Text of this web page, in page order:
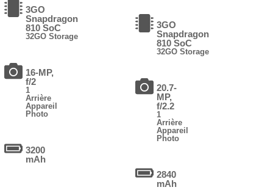
3GO
Snapdragon
810 SoC
32GO Storage
16-MP,
f/2
1
Arrière
Appareil
Photo
3200
mAh
3GO
Snapdragon
810 SoC
32GO Storage
20.7-
MP,
f/2.2
1
Arrière
Appareil
Photo
2840
mAh